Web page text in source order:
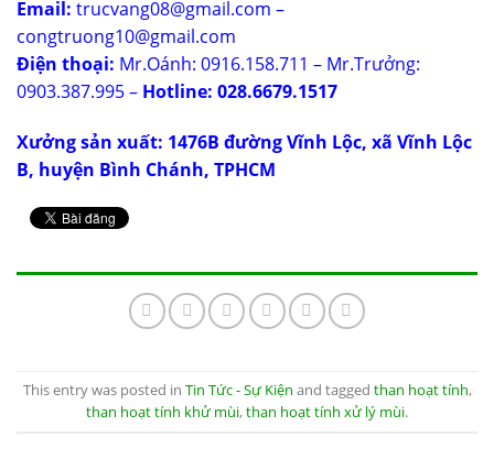
Email: trucvang08@gmail.com –
congtruong10@gmail.com
Điện thoại: Mr.Oánh: 0916.158.711 – Mr.Trưởng:
0903.387.995 – Hotline: 028.6679.1517
Xưởng sản xuất: 1476B đường Vĩnh Lộc, xã Vĩnh Lộc
B, huyện Bình Chánh, TPHCM
This entry was posted in Tin Tức - Sự Kiện and tagged than hoạt tính,
than hoạt tính khử mùi,than hoạt tính xử lý mùi.